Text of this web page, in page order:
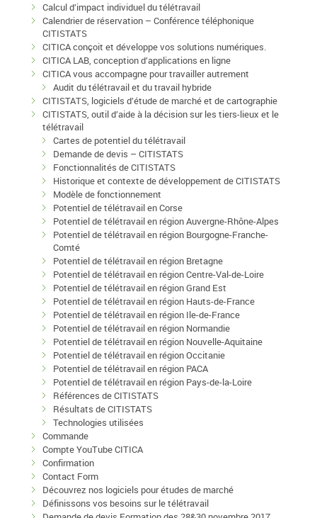
Calcul d’impact individuel du télétravail
Calendrier de réservation – Conférence téléphonique
CITISTATS
CITICA conçoit et développe vos solutions numériques.
CITICA LAB, conception d’applications en ligne
CITICA vous accompagne pour travailler autrement
Audit du télétravail et du travail hybride
CITISTATS, logiciels d’étude de marché et de cartographie
CITISTATS, outil d’aide à la décision sur les tiers-lieux et le
télétravail
Cartes de potentiel du télétravail
Demande de devis – CITISTATS
Fonctionnalités de CITISTATS
Historique et contexte de développement de CITISTATS
Modèle de fonctionnement
Potentiel de télétravail en Corse
Potentiel de télétravail en région Auvergne-Rhône-Alpes
Potentiel de télétravail en région Bourgogne-Franche-
Comté
Potentiel de télétravail en région Bretagne
Potentiel de télétravail en région Centre-Val-de-Loire
Potentiel de télétravail en région Grand Est
Potentiel de télétravail en région Hauts-de-France
Potentiel de télétravail en région Ile-de-France
Potentiel de télétravail en région Normandie
Potentiel de télétravail en région Nouvelle-Aquitaine
Potentiel de télétravail en région Occitanie
Potentiel de télétravail en région PACA
Potentiel de télétravail en région Pays-de-la-Loire
Références de CITISTATS
Résultats de CITISTATS
Technologies utilisées
Commande
Compte YouTube CITICA
Confirmation
Contact Form
Découvrez nos logiciels pour études de marché
Définissons vos besoins sur le télétravail